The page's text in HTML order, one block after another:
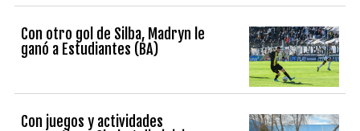
Con otro gol de Silba, Madryn le
ganó a Estudiantes (BA)
Con juegos y actividades